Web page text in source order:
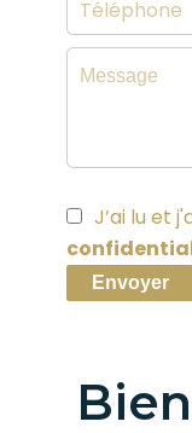
J’ai lu et
Envoyer